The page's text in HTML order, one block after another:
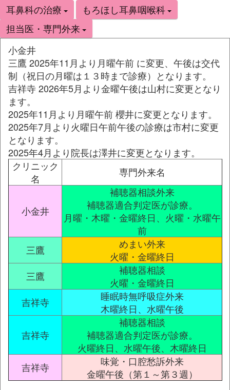
耳鼻科の治療
もろほし耳鼻咽喉科
担当医・専門外来
小金井
三鷹 2025年11月より月曜午前 に変更、午後は交代
制（祝日の月曜は１３時まで診療）となります。
吉祥寺 2026年5月より金曜午後は山村に変更となり
ます。
2025年11月より月曜午前 櫻井に変更となります。
2025年7月より火曜日午前午後の診療は市村に変更
となります。
2025年4月より院長は澤井に変更となります。
クリニック
名
専門外来名
小金井
補聴器相談外来
補聴器適合判定医が診療。
月曜・木曜・金曜終日、火曜・水曜午
前
三鷹
めまい外来
火曜・金曜終日
三鷹
補聴器相談
火曜・金曜終日
吉祥寺
睡眠時無呼吸症外来
木曜終日、水曜午後
吉祥寺
補聴器相談
補聴器適合判定医が診療。
火曜終日、水曜午後、木曜終日
吉祥寺
味覚・口腔愁訴外来
金曜午後（第１～第３週）